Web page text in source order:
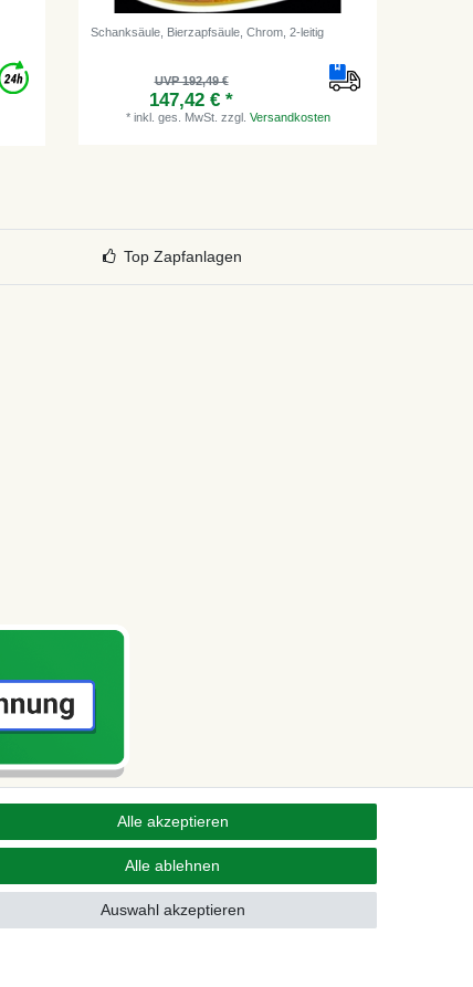
Schanksäule, Bierzapfsäule, Chrom, 2-leitig
UVP 192,49 €
147,42 € *
* inkl. ges. MwSt. zzgl. Versandkosten
Top Zapfanlagen
Alle akzeptieren
Alle ablehnen
Auswahl akzeptieren